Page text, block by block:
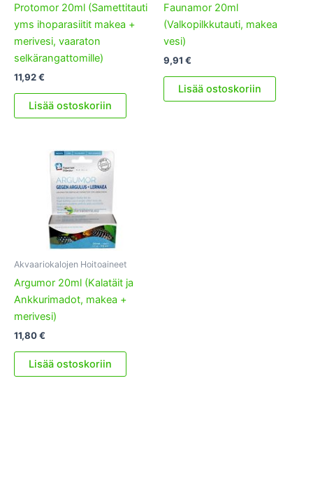
Protomor 20ml (Samettitauti
yms ihoparasiitit makea +
merivesi, vaaraton
selkärangattomille)
11,92€
Lisää ostoskoriin
Faunamor 20ml
(Valkopilkkutauti, makea
vesi)
9,91 €
Lisää ostoskoriin
Akvaariokalojen Hoitoaineet
Argumor 20ml (Kalatäit ja
Ankkurimadot, makea +
merivesi)
11,80€
Lisää ostoskoriin